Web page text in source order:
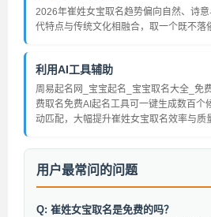
2026年崔姓女宝取名趋势偏向自然、诗
代特点与传统文化相融合，取一个既不落
利用AI工具辅助
周易起名网_宝宝起名_宝宝取名大全_免
费取名免费AI起名工具可一键生成数百个
动匹配，大幅提升崔姓女宝取名效率与质
用户最常问的问题
Q: 崔姓女宝取名是免费的吗？